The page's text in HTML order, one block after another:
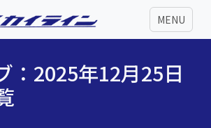
MENU
：2025年12月25日